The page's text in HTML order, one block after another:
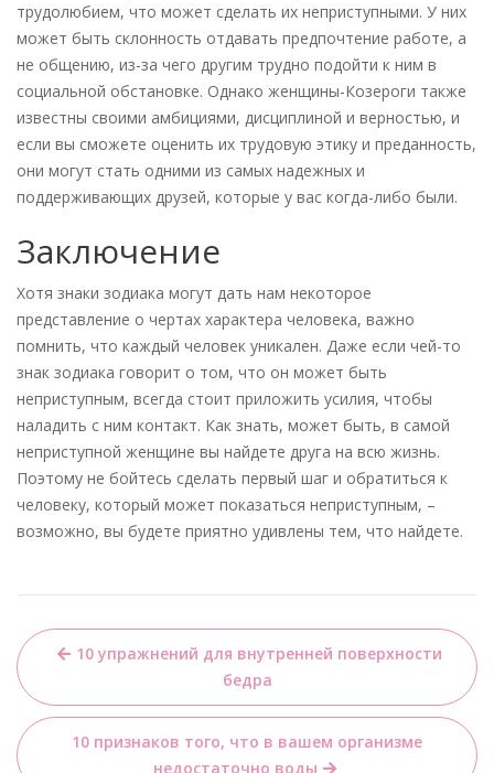
трудолюбием, что может сделать их неприступными. У них
может быть склонность отдавать предпочтение работе, а
не общению, из-за чего другим трудно подойти к ним в
социальной обстановке. Однако женщины-Козероги также
известны своими амбициями, дисциплиной и верностью, и
если вы сможете оценить их трудовую этику и преданность,
они могут стать одними из самых надежных и
поддерживающих друзей, которые у вас когда-либо были.
Заключение
Хотя знаки зодиака могут дать нам некоторое
представление о чертах характера человека, важно
помнить, что каждый человек уникален. Даже если чей-то
знак зодиака говорит о том, что он может быть
неприступным, всегда стоит приложить усилия, чтобы
наладить с ним контакт. Как знать, может быть, в самой
неприступной женщине вы найдете друга на всю жизнь.
Поэтому не бойтесь сделать первый шаг и обратиться к
человеку, который может показаться неприступным, –
возможно, вы будете приятно удивлены тем, что найдете.
Навигация
по
записям
10 упражнений для внутренней поверхности
бедра
10 признаков того, что в вашем организме
недостаточно воды